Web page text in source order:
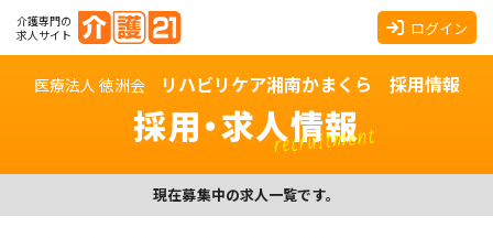
介護専門の
求人サイト
ログイン
医療法人 徳洲会 リハビリケア湘南かまくら 採用情報
採用・求人情報
recruitment
現在募集中の求人一覧です。